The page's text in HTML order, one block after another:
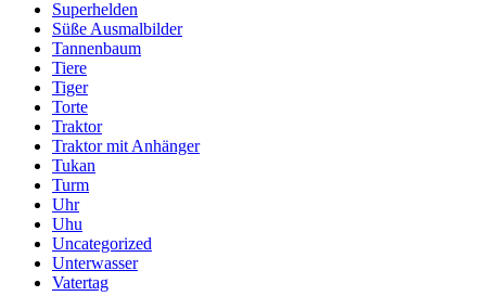
Superhelden
Süße Ausmalbilder
Tannenbaum
Tiere
Tiger
Torte
Traktor
Traktor mit Anhänger
Tukan
Turm
Uhr
Uhu
Uncategorized
Unterwasser
Vatertag